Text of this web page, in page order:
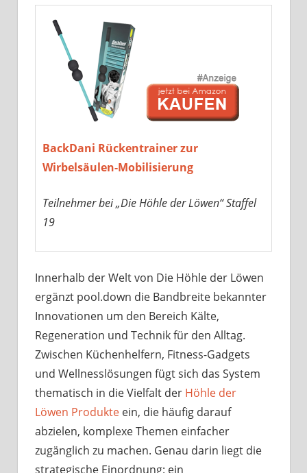
BackDani Rückentrainer zur
Wirbelsäulen-Mobilisierung
Teilnehmer bei „Die Höhle der Löwen“ Staffel
19
Innerhalb der Welt von Die Höhle der Löwen
ergänzt pool.down die Bandbreite bekannter
Innovationen um den Bereich Kälte,
Regeneration und Technik für den Alltag.
Zwischen Küchenhelfern, Fitness-Gadgets
und Wellnesslösungen fügt sich das System
thematisch in die Vielfalt der Höhle der
Löwen Produkte ein, die häufig darauf
abzielen, komplexe Themen einfacher
zugänglich zu machen. Genau darin liegt die
strategische Einordnung: ein